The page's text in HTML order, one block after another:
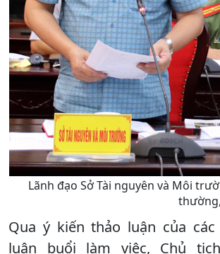
Lãnh đạo Sở Tài nguyên và Môi
Qua ý kiến thảo luận của
luận buổi làm việc, Chủ